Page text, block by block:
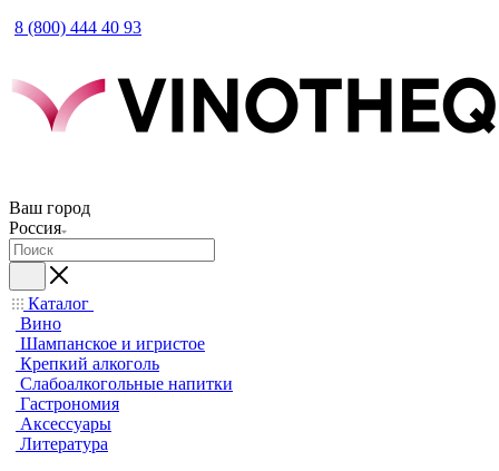
8 (800) 444 40 93
Ваш город
Россия
Каталог
Вино
Шампанское и игристое
Крепкий алкоголь
Слабоалкогольные напитки
Гастрономия
Аксессуары
Литература